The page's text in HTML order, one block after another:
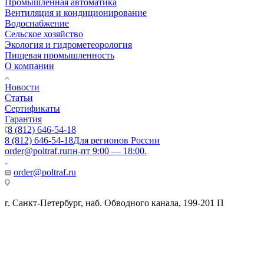
Промышленная автоматика
Вентиляция и кондиционирование
Водоснабжение
Сельское хозяйство
Экология и гидрометеорология
Пищевая промышленность
О компании
Новости
Статьи
Сертификаты
Гарантия
8 (812) 646-54-18
8 (812) 646-54-18Для регионов России
order@poltraf.ruпн-пт 9:00 — 18:00.
order@poltraf.ru
г. Санкт-Петербург, наб. Обводного канала, 199-201 П